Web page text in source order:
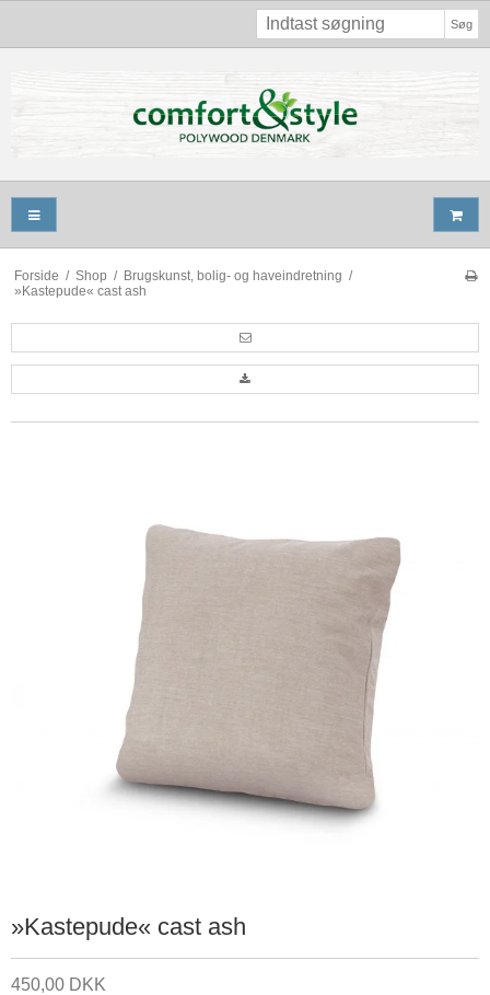
Søg
Forside / Shop / Brugskunst, bolig- og haveindretning /
»Kastepude« cast ash
»Kastepude« cast ash
450,00 DKK